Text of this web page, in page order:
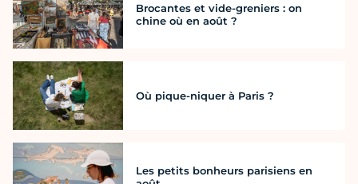
Brocantes et vide-greniers : on
chine où en août ?
Où pique-niquer à Paris ?
Les petits bonheurs parisiens en